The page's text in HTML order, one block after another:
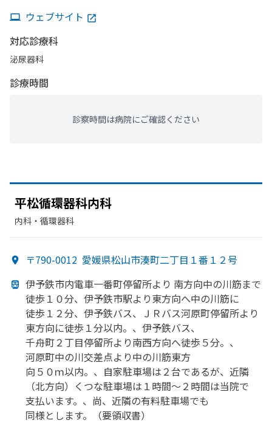
ウェブサイト
対応診療科
泌尿器科
診療時間
診察時間は病院にご確認ください
平松循環器科内科
内科・​循環器科
〒790-0012 愛媛県松山市湊町二丁目１番１２号
伊予鉄市内電車一番町停留所より 南方向中の川筋まで
徒歩１０分、 伊予鉄市駅より東方向へ中の川筋に
徒歩１２分、 伊予鉄バス、 ＪＲバス河原町停留所より
東方向に徒歩１分以内。、 伊予鉄バス、
千舟町２丁目停留所より南西方向へ徒歩５分。、
河原町中の川交差点より中の川筋東方
向５０ｍ以内。、 自家駐車場は ２台であるが、 近隣
（北方向）く つな駐車場は １時間～２時間は当院で
支払います。、 尚、 近隣の有料駐車場でも
同様とします。
（要領収書）